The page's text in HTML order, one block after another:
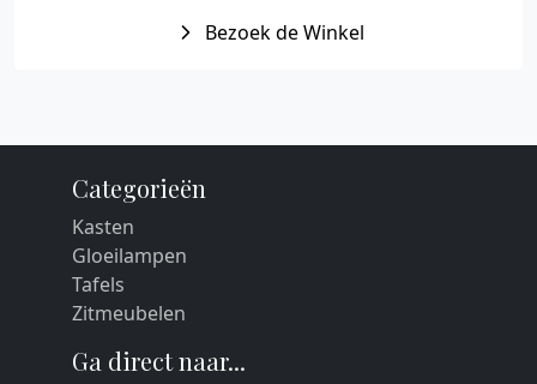
Bezoek de Winkel
Categorieën
Kasten
Gloeilampen
Tafels
Zitmeubelen
Ga direct naar...